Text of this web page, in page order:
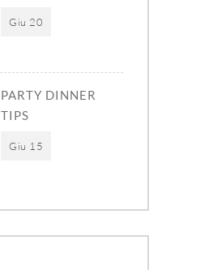
Giu 20
PARTY DINNER
TIPS
Giu 15